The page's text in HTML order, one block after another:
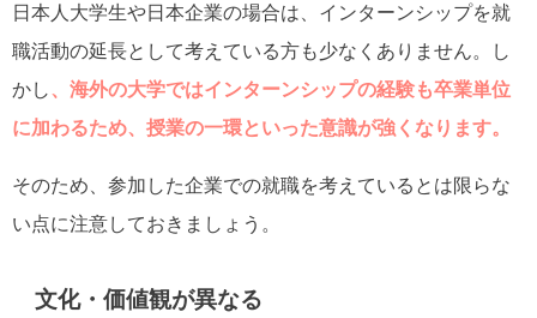
日本人大学生や日本企業の場合は、インターンシップを就
職活動の延長として考えている方も少なくありません。し
かし
、海外の大学ではインターンシップの経験も卒業単位
に加わるため、授業の一環といった意識が強くなります。
そのため、参加した企業での就職を考えているとは限らな
い点に注意しておきましょう。
文化・価値観が異なる